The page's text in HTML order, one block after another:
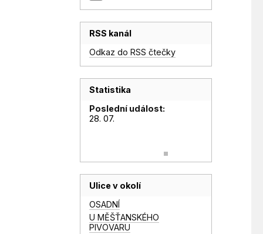
RSS kanál
Odkaz do RSS čtečky
Statistika
Poslední událost:
28. 07.
Ulice v okolí
OSADNÍ
U MĚŠŤANSKÉHO
PIVOVARU